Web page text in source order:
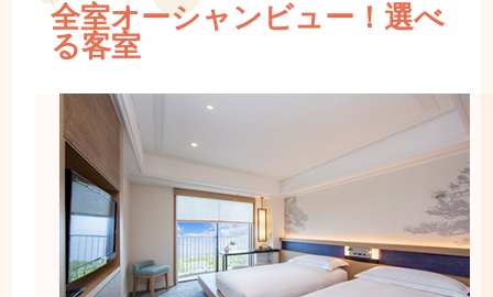
全室オーシャンビュー！選べ
る客室